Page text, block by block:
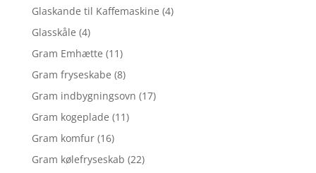
Glaskande til Kaffemaskine (4)
Glasskåle (4)
Gram Emhætte (11)
Gram fryseskabe (8)
Gram indbygningsovn (17)
Gram kogeplade (11)
Gram komfur (16)
Gram kølefryseskab (22)